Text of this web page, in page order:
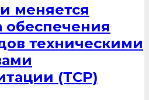
меняется
обеспечения
техническими
(ТСР)